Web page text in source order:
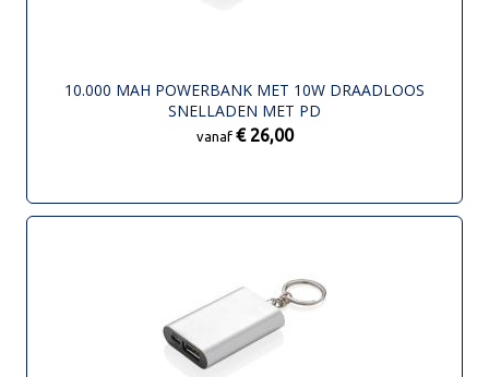
10.000 MAH POWERBANK MET 10W DRAADLOOS
SNELLADEN MET PD
vanaf € 26,00